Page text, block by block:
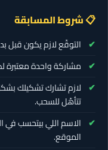
📋 شروط المسابقة
التوقّع لازم يكون قبل
مشاركة واحدة
تتأهّل للسحب.
الاسم اللي بيتحسب
الموقع.